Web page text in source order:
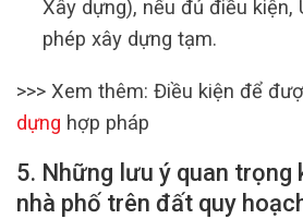
Xây dựng), nếu đủ điều kiện,
phép xây dựng tạm.
>>> Xem thêm: Điều kiện để
dựng hợp pháp
5. Những lưu ý quan trọng
nhà phố trên đất quy